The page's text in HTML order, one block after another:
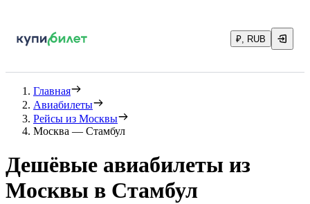
₽, RUB
Главная
Авиабилеты
Рейсы из Москвы
Москва — Стамбул
Дешёвые авиабилеты из
Москвы в Стамбул